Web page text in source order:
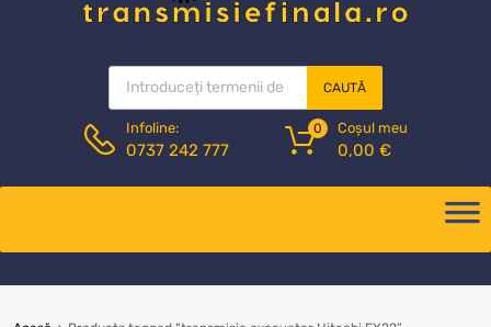
CAUTĂ
Infoline:
0737 242 777
Coșul meu
0,00 €
0